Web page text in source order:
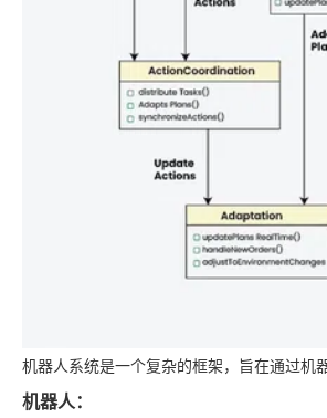
机器人系统是一个复杂的框架，旨在通过机
机器人：